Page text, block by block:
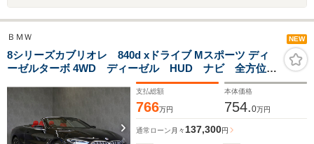
ＢＭＷ NEW
8シリーズカブリオレ 840d xドライブ Mスポーツ ディ
ーゼルターボ 4WD ディーゼル HUD ナビ 全方位カ
メラ ETC ドラレコ ハーマンカードン ワイヤレス
支払総額
766万円
本体価格
754.0万円
通常ローン 月々137,300円